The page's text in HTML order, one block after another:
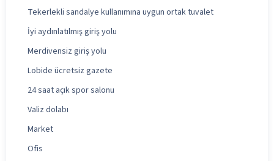
Tekerlekli sandalye kullanımına uygun ortak tuvalet
İyi aydınlatılmış giriş yolu
Merdivensiz giriş yolu
Lobide ücretsiz gazete
24 saat açık spor salonu
Valiz dolabı
Market
Ofis